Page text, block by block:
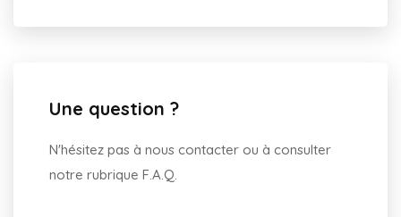
Une question ?
N'hésitez pas à nous contacter ou à consulter
notre rubrique F.A.Q.